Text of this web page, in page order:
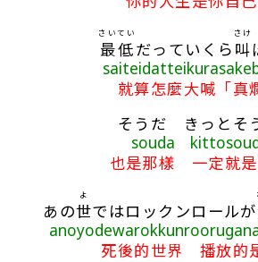
最低
さいてい
だっていくら 叫
さけ
就算怎麼大喊「真
そうだ きっとそ
souda
也是那樣 一定就
あの世
よ
ではロックンロールが
死後的世界 播放的